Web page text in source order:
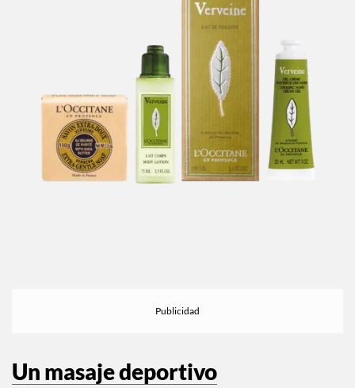
Un masaje deportivo